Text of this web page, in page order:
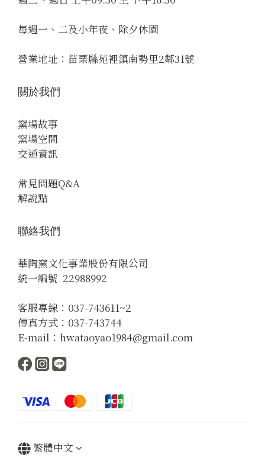
每週一、二及小年夜、除夕休園
營業地址：苗栗縣苑裡鎮南勢里2鄰31號
關於我們
窯場故事
窯場空間
交通資訊
常見問題Q&A
解說點
聯絡我們
華陶窯文化事業股份有限公司
統一編號 22988992
客服專線：037-743611~2
傳真方式：037-743744
E-mail：hwataoyao1984@gmail.com
繁體中文